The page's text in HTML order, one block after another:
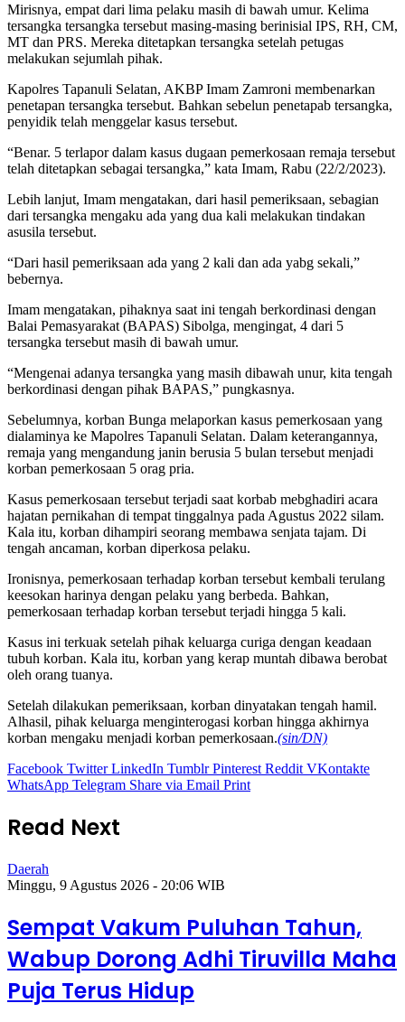
Mirisnya, empat dari lima pelaku masih di bawah umur. Kelima
tersangka tersangka tersebut masing-masing berinisial IPS, RH, CM,
MT dan PRS. Mereka ditetapkan tersangka setelah petugas
melakukan sejumlah pihak.
Kapolres Tapanuli Selatan, AKBP Imam Zamroni membenarkan
penetapan tersangka tersebut. Bahkan sebelun penetapab tersangka,
penyidik telah menggelar kasus tersebut.
“Benar. 5 terlapor dalam kasus dugaan pemerkosaan remaja tersebut
telah ditetapkan sebagai tersangka,” kata Imam, Rabu (22/2/2023).
Lebih lanjut, Imam mengatakan, dari hasil pemeriksaan, sebagian
dari tersangka mengaku ada yang dua kali melakukan tindakan
asusila tersebut.
“Dari hasil pemeriksaan ada yang 2 kali dan ada yabg sekali,”
bebernya.
Imam mengatakan, pihaknya saat ini tengah berkordinasi dengan
Balai Pemasyarakat (BAPAS) Sibolga, mengingat, 4 dari 5
tersangka tersebut masih di bawah umur.
“Mengenai adanya tersangka yang masih dibawah unur, kita tengah
berkordinasi dengan pihak BAPAS,” pungkasnya.
Sebelumnya, korban Bunga melaporkan kasus pemerkosaan yang
dialaminya ke Mapolres Tapanuli Selatan. Dalam keterangannya,
remaja yang mengandung janin berusia 5 bulan tersebut menjadi
korban pemerkosaan 5 orag pria.
Kasus pemerkosaan tersebut terjadi saat korbab mebghadiri acara
hajatan pernikahan di tempat tinggalnya pada Agustus 2022 silam.
Kala itu, korban dihampiri seorang membawa senjata tajam. Di
tengah ancaman, korban diperkosa pelaku.
Ironisnya, pemerkosaan terhadap korban tersebut kembali terulang
keesokan harinya dengan pelaku yang berbeda. Bahkan,
pemerkosaan terhadap korban tersebut terjadi hingga 5 kali.
Kasus ini terkuak setelah pihak keluarga curiga dengan keadaan
tubuh korban. Kala itu, korban yang kerap muntah dibawa berobat
oleh orang tuanya.
Setelah dilakukan pemeriksaan, korban dinyatakan tengah hamil.
Alhasil, pihak keluarga menginterogasi korban hingga akhirnya
korban mengaku menjadi korban pemerkosaan.(sin/DN)
Facebook Twitter LinkedIn Tumblr Pinterest Reddit VKontakte
WhatsApp Telegram Share via Email Print
Read Next
Daerah
Minggu, 9 Agustus 2026 - 20:06 WIB
Sempat Vakum Puluhan Tahun,
Wabup Dorong Adhi Tiruvilla Maha
Puja Terus Hidup